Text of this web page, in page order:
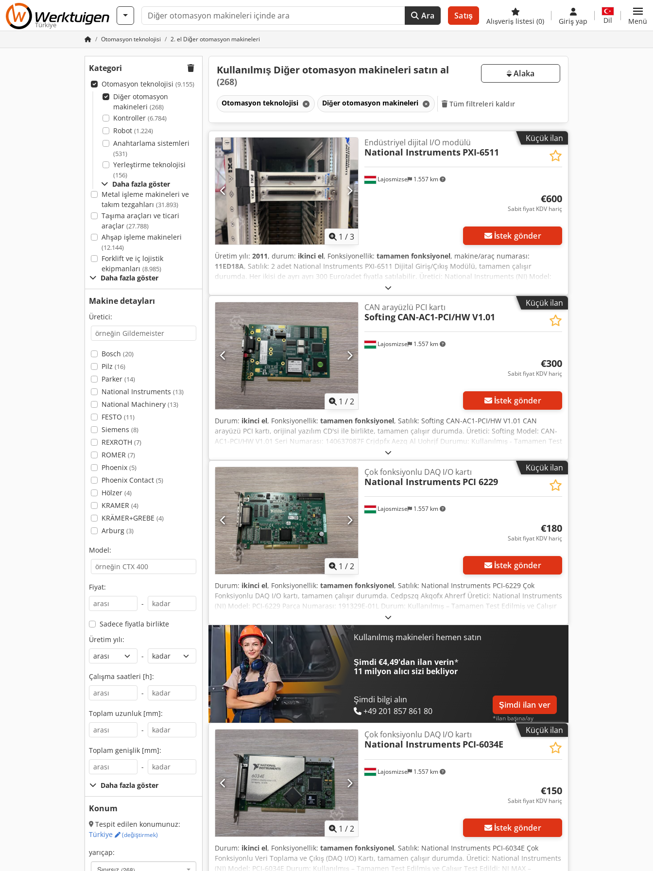
Türkiye
Ara Satış
Alışveriş listesi (0) Giriş yap Dil Menü
Otomasyon teknolojisi 2. el Diğer otomasyon makineleri
Kategori
Otomasyon teknolojisi (9.155)
Diğer otomasyon
makineleri (268)
Kontroller (6.784)
Robot (1.224)
Anahtarlama sistemleri
(531)
Yerleştirme teknolojisi
(156)
Daha fazla göster
Metal işleme makineleri ve
takım tezgahları (31.893)
Taşıma araçları ve ticari
araçlar (27.788)
Ahşap işleme makineleri
(12.144)
Forklift ve iç lojistik
ekipmanları (8.985)
Daha fazla göster
Makine detayları
Üretici:
Bosch (20)
Pilz (16)
Parker (14)
National Instruments (13)
National Machinery (13)
FESTO (11)
Siemens (8)
REXROTH (7)
ROMER (7)
Phoenix (5)
Phoenix Contact (5)
Hölzer (4)
KRAMER (4)
KRÄMER+GREBE (4)
Arburg (3)
Model:
Fiyat:
-
Sadece fiyatla birlikte
Üretim yılı:
-
Çalışma saatleri [h]:
-
Toplam uzunluk [mm]:
-
Toplam genişlik [mm]:
-
Daha fazla göster
Konum
Tespit edilen konumunuz:
Türkiye
(değiştirmek)
yarıçap:
Kullanılmış Diğer otomasyon makineleri satın al
(268)
Alaka
Otomasyon teknolojisi Diğer otomasyon makineleri Tüm filtreleri kaldır
Küçük ilan
1 /3
Lajosmizse 1.557 km
Endüstriyel dijital I/O modülü
National Instruments PXI-6511
€600
Sabit fiyat KDV hariç
İstek gönder
Üretim yılı: 2011, durum: ikinci el, Fonksiyonellik: tamamen fonksiyonel, makine/araç numarası:
11ED18A, Satılık: 2 adet National Instruments PXI-6511 Dijital Giriş/Çıkış Modülü, tamamen çalışır
durumda. Her ikisi de ayrı ayrı 300 Euro/adet fiyatla satılabilir. Üretici: National Instruments (NI) Model:
PXI-6511 Cedpezh H Sgsfx Ahrorf Adet: 2 adet Durum: Kullanılmış – Test edilmiş ve çalışır durumda
Kanallar: 64 dijital giriş kanalı Yalıtım: Banka tipi yalıtım, ±30 VDC Arayüz: PXI Sürücü: NI-DAQmx ile
uyumlu Her iki ünite de tamamen çalışır durumda. Endüstriyel otomasyon, üretim hattı kontrolü ve test
sistemleri için idealdir. Çalışır durumda bir endüstriyel ortamdan çıkarılmıştır, herhangi bir kusur
bulunmamaktadır. Teslimat Macaristan'dan yapılacaktır. Uluslararası teslimat mevcuttur. Dikkatlice
paketlenerek antistatik koruma sağlanmıştır. Herhangi bir sorunuz olması durumunda bizimle iletişime
geçin!
Küçük ilan
Daha fazla fotoğraf
1 /2
Lajosmizse 1.557 km
CAN arayüzlü PCI kartı
Softing CAN-AC1-PCI/HW V1.01
€300
Sabit fiyat KDV hariç
İstek gönder
Durum: ikinci el, Fonksiyonellik: tamamen fonksiyonel, Satılık: Softing CAN-AC1-PCI/HW V1.01 CAN
arayüzü PCI kartı, orijinal yazılım CD'si ile birlikte, tamamen çalışır durumda. Üretici: Softing Model: CAN-
AC1-PCI/HW V1.01 Seri Numarası: 140637087F Crjdpfx Aezq Al Uohrjf Durumu: Kullanılmış - Tamamen Test
Edilmiş ve Çalışır Arayüz: PCI Kanallar: 1x CAN Protokoller: Katman 2, CANopen-OPC, DN-OPC,
CANAnalyzer, CANopen, DeviceNet Konnektör: 9 pinli D-Sub İçerik: Orijinal yazılım/sürücü CD'si Tamamen
test edilmiş ve çalışır durumda. Endüstriyel otomasyon, CAN veri yolu izleme, CANopen ve DeviceNet
uygulamaları için idealdir. Çalışır durumda olan bir endüstriyel ortamdan çıkarılmıştır, herhangi bir arıza
bulunmamaktadır. Macaristan'dan gönderim yapılır. Uluslararası gönderim mevcuttur. Antistatik koruma
ile dikkatlice paketlenmiştir.
Küçük ilan
Daha fazla fotoğraf
1 /2
Lajosmizse 1.557 km
Çok fonksiyonlu DAQ I/O kartı
National Instruments PCI 6229
€180
Sabit fiyat KDV hariç
İstek gönder
Durum: ikinci el, Fonksiyonellik: tamamen fonksiyonel, Satılık: National Instruments PCI-6229 Çok
Fonksiyonlu DAQ I/O kartı, tamamen çalışır durumda. Cedpszq Akqofx Ahrerf Üretici: National Instruments
(NI) Model: PCI-6229 Parça Numarası: 191329E-01L Durum: Kullanılmış – Tamamen Test Edilmiş ve Çalışır
Test Edildi: NI MAX – Çalışır durumda olduğu doğrulandı Analog Girişler: 32 AI (16-Bit, 250 kS/s) Analog
Çıkışlar: 4 AO Dijital G/Ç: 48 DIO Sayaçlar: İki adet 32-bit sayaç/zamanlayıcı Arayüz: PCI Sürücü: NI-DAQmx
ile uyumlu NI MAX yazılımı ile test edildi ve çalışır durumda olduğu kanıtlandı. Tüm analog ve dijital
kanalların çalışması doğrulandı. LabVIEW ve LabWindows/CVI ile uyumlu. Çalışır durumda olan bir
endüstriyel ortamdan söküldü, herhangi bir arıza bulunmuyor. Kargo Macaristan'dan yapılacaktır.
Uluslararası kargo seçeneği mevcuttur. Antistatik koruma ile dikkatlice paketlenmiştir.
Kullanılmış makineleri hemen satın
Şimdi €4,49'dan ilan verin*
11 milyon alıcı sizi bekliyor
Şimdi bilgi alın
+49 201 857 861 80
Şimdi ilan ver
*ilan başına/ay
Küçük ilan
Daha fazla fotoğraf
1 /2
Lajosmizse 1.557 km
Çok fonksiyonlu DAQ I/O kartı
National Instruments PCI-6034E
€150
Sabit fiyat KDV hariç
İstek gönder
Durum: ikinci el, Fonksiyonellik: tamamen fonksiyonel, Satılık: National Instruments PCI-6034E Çok
Fonksiyonlu Veri Toplama ve Çıkış (DAQ I/O) Kartı, tamamen çalışır durumda. Üretici: National Instruments
(NI) Model: PCI-6034E Durum: Kullanılmış – Tamamen Test Edilmiş ve Çalışır Test Edildi: NI MAX –